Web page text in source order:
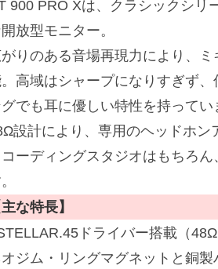
900 PRO Xは、クラシックシリ
放型モニター。
りのある音場再現力により、
高域はシャープになりすぎず
でも耳に優しい特性を持ってい
設計により、専用のヘッドホン
ーディングスタジオはもちろ
な特長】
ドライバー搭載（48Ω
ジム・リングマグネットと銅